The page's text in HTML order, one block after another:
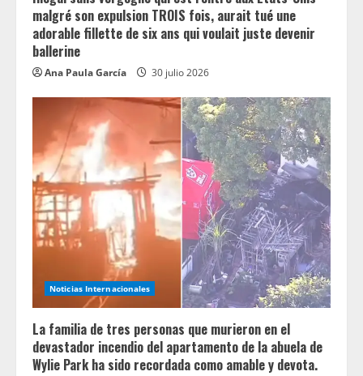
malgré son expulsion TROIS fois, aurait tué une
adorable fillette de six ans qui voulait juste devenir
ballerine
Ana Paula García 30 julio 2026
Noticias Internacionales
La familia de tres personas que murieron en el
devastador incendio del apartamento de la abuela de
Wylie Park ha sido recordada como amable y devota.